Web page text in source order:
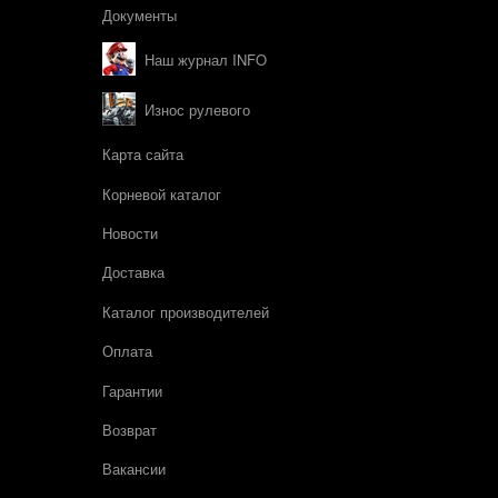
Документы
Наш журнал INFO
Износ рулевого
Карта сайта
Корневой каталог
Новости
Доставка
Каталог производителей
Оплата
Гарантии
Возврат
Вакансии